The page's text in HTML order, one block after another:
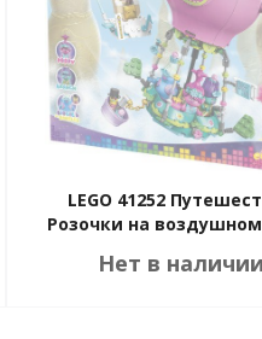
LEGO 41252
Розочки на
Нет в наличии